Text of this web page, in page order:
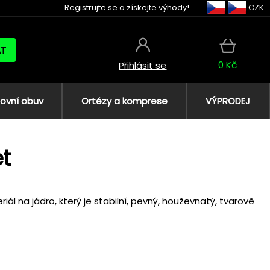
Registrujte se a získejte výhody! CZK
Přihlásit se 0 Kč
obuv Ortézy a komprese VÝPRODEJ
na jádro, který je stabilní, pevný, houževnatý, tvarově